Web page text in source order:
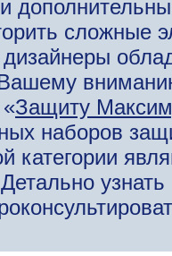
сложные
дизайнеры
Защиту
наборов
категории